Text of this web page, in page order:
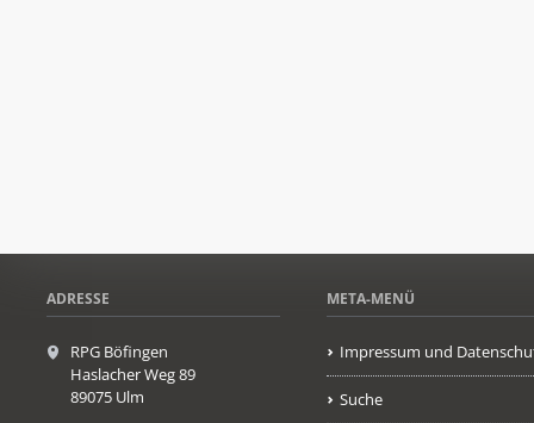
ADRESSE
RPG Böfingen
Haslacher Weg 89
89075 Ulm
META-MENÜ
Impressum und
Suche